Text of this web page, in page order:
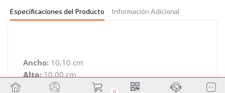
Especificaciones del Producto Información Adicional
Ancho: 10,10 cm
Alto:10,00 cm
Profundidad:
2,20 cm